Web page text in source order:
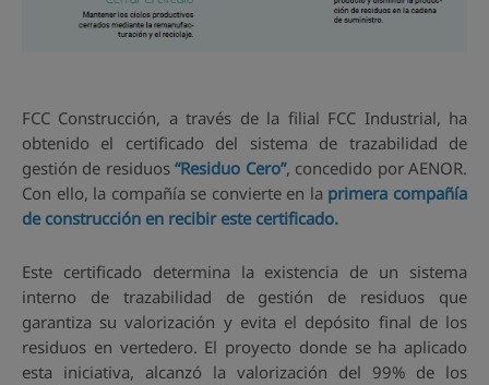
FCC Construcción, a través de la filial FCC Industrial, ha
obtenido el certificado del sistema de trazabilidad de
gestión de residuos“Residuo Cero”, concedido por AENOR.
Con ello, la compañía se convierte en la primera compañía
de construcción en recibir este certificado.
Este certificado determina la existencia de un sistema
interno de trazabilidad de gestión de residuos que
garantiza su valorización y evita el depósito final de los
residuos en vertedero. El proyecto donde se ha aplicado
esta iniciativa, alcanzó la valorización del 99% de los